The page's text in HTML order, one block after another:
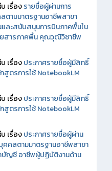
เรื่องรายชื่อผู้ผ่านการ
ตามมาตรฐานอาชีพสาขา
ละสนับสนุนการบินภาคพื้นใน
สารภาคพื้น คุณวุฒิวิชาชีพ
เรื่องประกาศรายชื่อผู้มีสิทธิ์
สูตรการใช้ NotebookLM
เรื่องประกาศรายชื่อผู้มีสิทธิ์
สูตรการใช้ NotebookLM
เรื่องประกาศรายชื่อผู้ผ่าน
คคลตามมาตรฐานอาชีพสาขา
บัญชี อาชีพผู้ปฏิบัติงานด้าน